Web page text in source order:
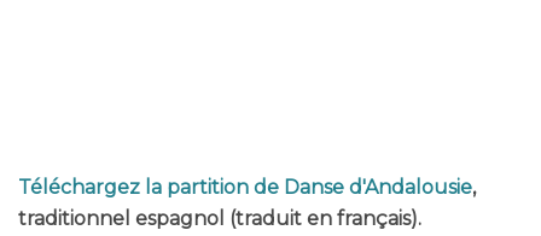
Téléchargez la partition de Danse d'Andalousie,
traditionnel espagnol (traduit en français).